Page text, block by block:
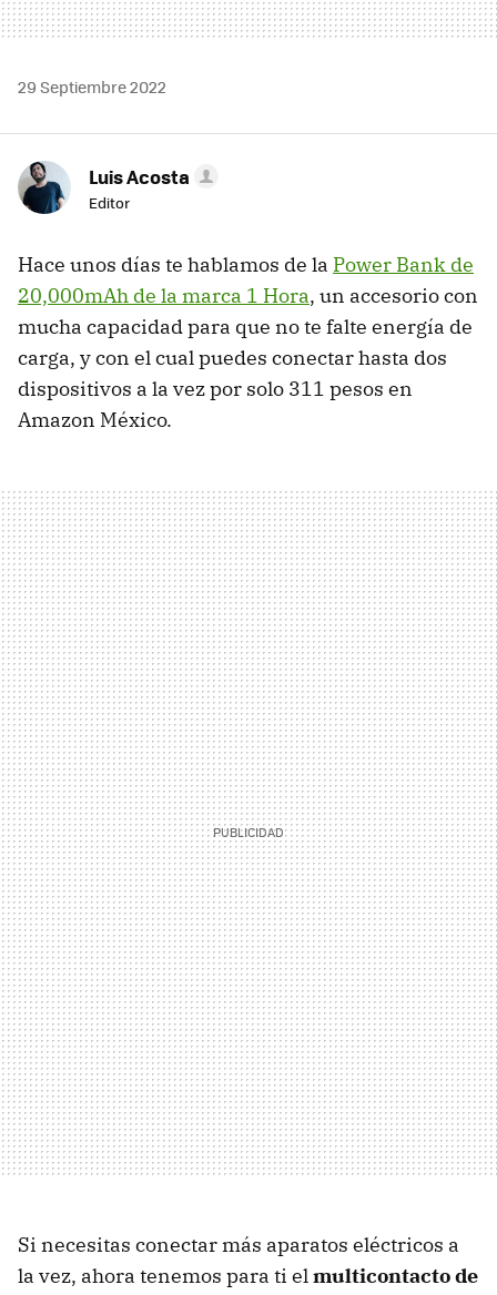
29 Septiembre 2022
Luis Acosta
Editor
Hace unos días te hablamos de la Power Bank de
20,000mAh de la marca 1 Hora, un accesorio con
mucha capacidad para que no te falte energía de
carga, y con el cual puedes conectar hasta dos
dispositivos a la vez por solo 311 pesos en
Amazon México.
Si necesitas conectar más aparatos eléctricos a
la vez, ahora tenemos para ti elmulticontacto de